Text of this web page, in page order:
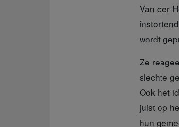
Van der
wordt
Ze
slechte
Ook het
juist op
hun